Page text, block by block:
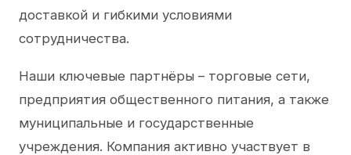
доставкой и гибкими условиями
сотрудничества.
Наши ключевые партнёры – торговые сети,
предприятия общественного питания, а также
муниципальные и государственные
учреждения. Компания активно участвует в